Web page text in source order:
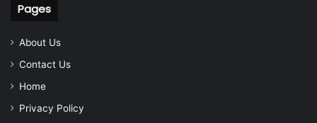
Pages
About Us
Contact Us
Home
Privacy Policy